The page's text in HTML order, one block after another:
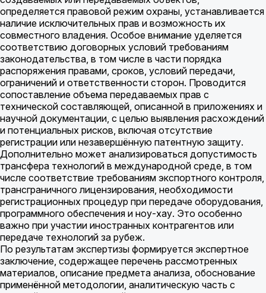
определяется правовой режим охраны, устанавливается
наличие исключительных прав и возможность их
совместного владения. Особое внимание уделяется
соответствию договорных условий требованиям
законодательства, в том числе в части порядка
распоряжения правами, сроков, условий передачи,
ограничений и ответственности сторон. Проводится
сопоставление объема передаваемых прав с
технической составляющей, описанной в приложениях и
научной документации, с целью выявления расхождений
и потенциальных рисков, включая отсутствие
регистрации или незавершённую патентную защиту.
Дополнительно может анализироваться допустимость
трансфера технологий в международной среде, в том
числе соответствие требованиям экспортного контроля,
трансграничного лицензирования, необходимости
регистрационных процедур при передаче оборудования,
программного обеспечения и ноу-хау. Это особенно
важно при участии иностранных контрагентов или
передаче технологий за рубеж.
По результатам экспертизы формируется экспертное
заключение, содержащее перечень рассмотренных
материалов, описание предмета анализа, обоснование
применённой методологии, аналитическую часть с